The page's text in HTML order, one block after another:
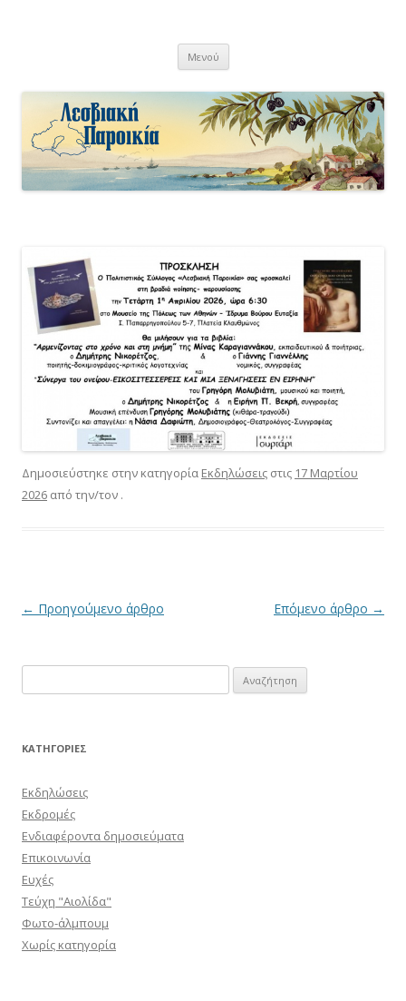
Μενού Μετάβαση
περιεχόμενο
Δημοσιεύστηκε στην κατηγορία Εκδηλώσεις στις 17 Μαρτίου
2026 από την/τον .
Πλοήγηση
← Προηγούμενο άρθρο Επόμενο άρθρο →
για:
KΑΤΗΓΟΡΊΕΣ
Εκδηλώσεις
Εκδρομές
Ενδιαφέροντα δημοσιεύματα
Επικοινωνία
Ευχές
Τεύχη "Αιολίδα"
Φωτο-άλμπουμ
Χωρίς κατηγορία